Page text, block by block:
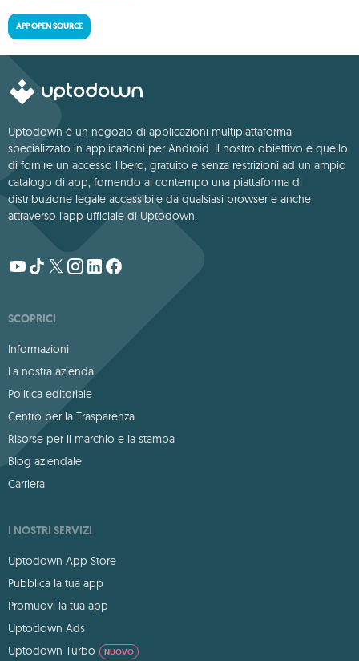
APP OPEN SOURCE
Uptodown è un negozio di applicazioni multipiattaforma
specializzato in applicazioni per Android. Il nostro obiettivo è quello
di fornire un accesso libero, gratuito e senza restrizioni ad un ampio
catalogo di app, fornendo al contempo una piattaforma di
distribuzione legale accessibile da qualsiasi browser e anche
attraverso l'app ufficiale di Uptodown.
SCOPRICI
Informazioni
La nostra azienda
Politica editoriale
Centro per la Trasparenza
Risorse per il marchio e la stampa
Blog aziendale
Carriera
I NOSTRI SERVIZI
Uptodown App Store
Pubblica la tua app
Promuovi la tua app
Uptodown Ads
Uptodown Turbo
NUOVO